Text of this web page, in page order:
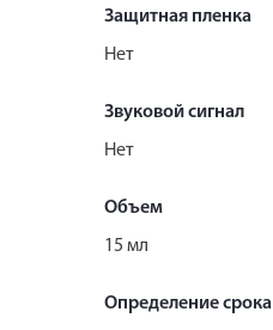
Защитная пленка
Нет
Звуковой сигнал
Нет
Объем
15 мл
Определение срока